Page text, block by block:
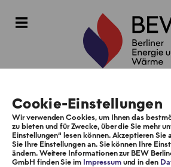
Cookie-Einstellungen
Wir verwenden Cookies, um Ihnen das
zu bieten und für Zwecke, über die Sie mehr
Einstellungen“ lesen können. Akzeptieren Sie
Sie Ihre Einstellungen an. Sie können Ihre
ändern. Weitere Informationen zur BEW
GmbH finden Sie im Impressumund in den